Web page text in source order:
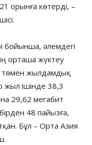
орынға көтерді, –
бойынша, әлемдегі
орташа жүктеу
жылдамдық
жыл ішінде 38,3
29,62 мегабит
48 пайызға,
Бұл – Орта Азия